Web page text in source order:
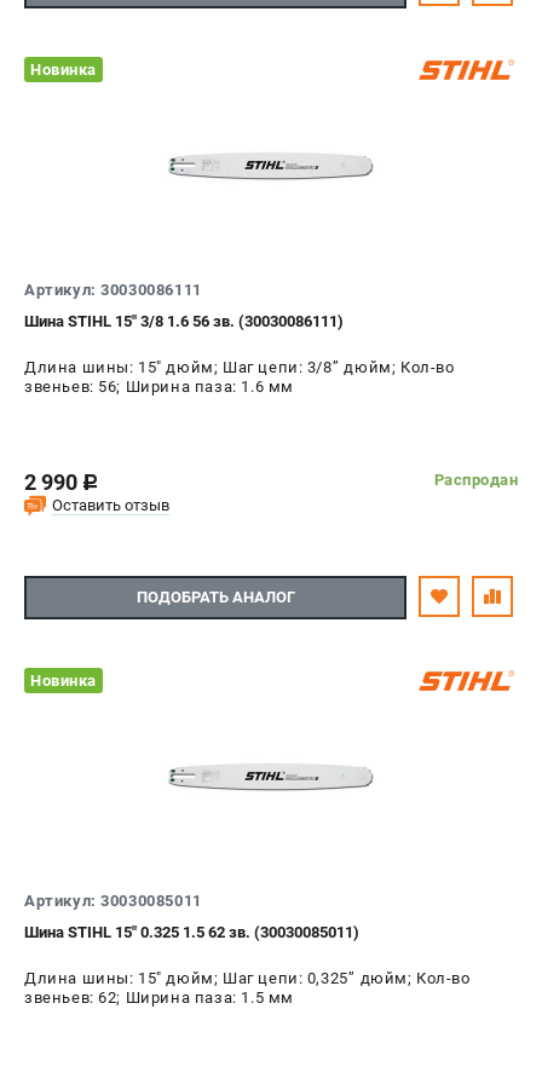
Новинка
Артикул: 30030086111
Шина STIHL 15" 3/8 1.6 56 зв. (30030086111)
Длина шины: 15" дюйм; Шаг цепи: 3/8’’ дюйм; Кол-во
звеньев: 56; Ширина паза: 1.6 мм
2 990 c
Распродан
Оставить отзыв
ПОДОБРАТЬ АНАЛОГ
Новинка
Артикул: 30030085011
Шина STIHL 15" 0.325 1.5 62 зв. (30030085011)
Длина шины: 15" дюйм; Шаг цепи: 0,325’’ дюйм; Кол-во
звеньев: 62; Ширина паза: 1.5 мм